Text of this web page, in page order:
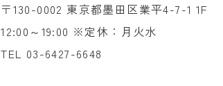
〒130-0002 東京都墨田区業平4-7-1 1F
12:00～19:00 ※定休：月火水
TEL 03-6427-6648